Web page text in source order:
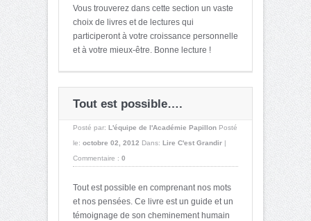
Vous trouverez dans cette section un vaste
choix de livres et de lectures qui
participeront à votre croissance personnelle
et à votre mieux-être. Bonne lecture !
Tout est possible….
Posté par: L'équipe de l'Académie Papillon Posté
le: octobre 02, 2012 Dans: Lire C'est Grandir |
Commentaire : 0
Tout est possible en comprenant nos mots
et nos pensées. Ce livre est un guide et un
témoignage de son cheminement humain